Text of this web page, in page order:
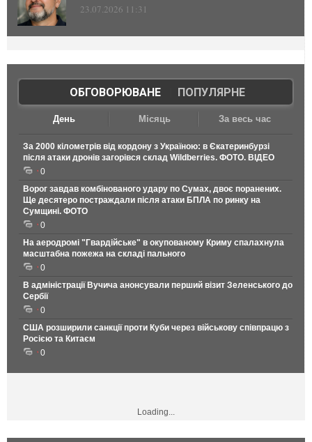
23.07.2026 11:31
ОБГОВОРЮВАНЕ| ПОПУЛЯРНЕ
День Місяць За весь час
За 2000 кілометрів від кордону з Україною: в Єкатеринбурзі
після атаки дронів загорівся склад Wildberries. ФОТО. ВІДЕО
0
Ворог завдав комбінованого удару по Сумах, двоє поранених.
Ще десятеро постраждали після атаки БПЛА по ринку на
Сумщині. ФОТО
0
На аеродромі "Гвардійське" в окупованому Криму спалахнула
масштабна пожежа на складі пального
0
В адміністрації Вучича анонсували перший візит Зеленського до
Сербії
0
США розширили санкції проти Куби через військову співпрацю з
Росією та Китаєм
0
Loading...